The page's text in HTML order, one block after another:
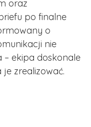
oraz
po finalne
o
nie
– ekipa doskonale
je zrealizować.